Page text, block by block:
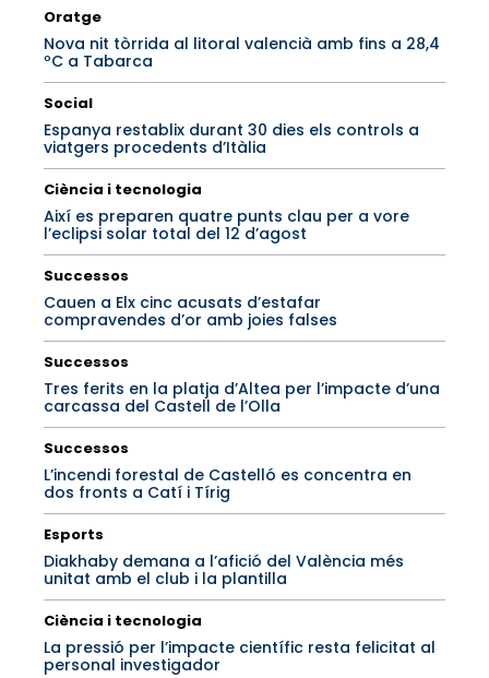
Oratge
Nova nit tòrrida al litoral valencià amb fins a 28,4
ºC a Tabarca
Social
Espanya restablix durant 30 dies els controls a
viatgers procedents d’Itàlia
Ciència i tecnologia
Així es preparen quatre punts clau per a vore
l’eclipsi solar total del 12 d’agost
Successos
Cauen a Elx cinc acusats d’estafar
compravendes d’or amb joies falses
Successos
Tres ferits en la platja d’Altea per l’impacte d’una
carcassa del Castell de l’Olla
Successos
L’incendi forestal de Castelló es concentra en
dos fronts a Catí i Tírig
Esports
Diakhaby demana a l’afició del València més
unitat amb el club i la plantilla
Ciència i tecnologia
La pressió per l’impacte científic resta felicitat al
personal investigador